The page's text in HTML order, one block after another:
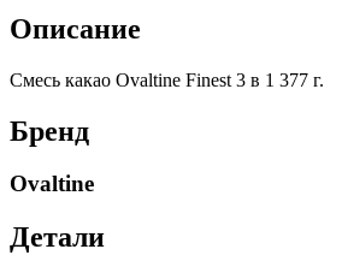
Описание
Смесь какао Ovaltine Finest 3 в 1 377 г.
Бренд
Ovaltine
Детали